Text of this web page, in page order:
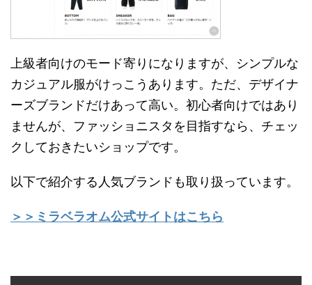
上級者向けのモード寄りになりますが、シンプルな
カジュアル服がけっこうあります。ただ、デザイナ
ーズブランドだけあって高い。初心者向けではあり
ませんが、ファッショニスタを目指すなら、チェッ
クしておきたいショップです。
以下で紹介する人気ブランドも取り扱っています。
＞＞ミラベラオム公式サイトはこちら